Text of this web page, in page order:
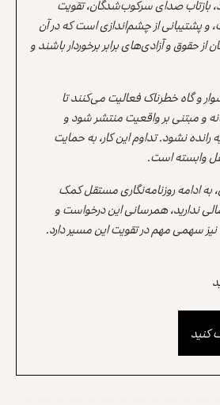
بازتاب صدای سرکوب‌شدگان، تقویت
پشتیبانی از چشم‌اندازی است که در آن
حقوق و آزادی‌های برابر برخوردار باشند و
و گاه خطرناک فعالیت می‌کنند تا
و مبتنی بر واقعیت منتشر شود و
نشود. تداوم این کار، به حمایت
وابسته است.
به ادامه روزنامه‌نگاری مستقل کمک
ندارید، همرسانی این درخواست و
سهمی مهم در تقویت این مسیر دارد.
کنید